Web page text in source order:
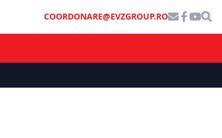
COORDONARE@EVZGROUP.RO